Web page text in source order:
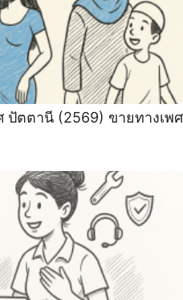
ปัตตานี (2569) ขายทางเพศ